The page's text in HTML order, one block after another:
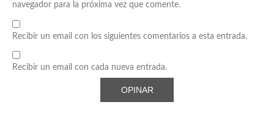
navegador para la próxima vez que comente.
Recibir un email con los siguientes comentarios a esta entrada.
Recibir un email con cada nueva entrada.